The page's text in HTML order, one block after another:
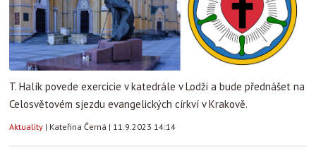
T. Halík povede exercicie v katedrále v Lodži a bude přednášet na
Celosvětovém sjezdu evangelických církví v Krakově.
Aktuality | Kateřina Černá | 11.9.2023 14:14